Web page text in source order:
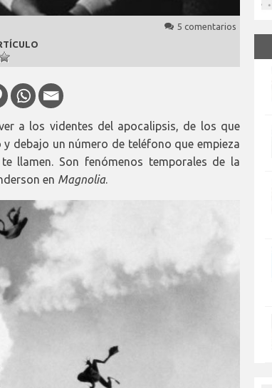
5 comentarios
a los videntes del apocalipsis, de los que
debajo un número de teléfono que empieza
llamen. Son fenómenos temporales de la
en Magnolia.